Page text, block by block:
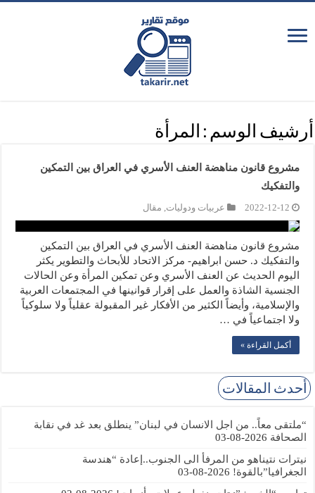
أرشيف الوسم : المرأة
مشروع قانون مناهضة العنف الأسري في العراق بين التمكين
والتفكيك
2022-12-12 عربيات ودوليات, مقال
مشروع قانون مناهضة العنف الأسري في العراق بين التمكين
والتفكيك د. حسن ابراهيم- مركز الاتحاد للأبحاث والتطوير يكثر
اليوم الحديث عن العنف الأسري وعن تمكين المرأة وعن الحالات
الجنسية الشاذة والعمل على إقرار قوانينها في المجتمعات العربية
والإسلامية، وأيضاً الكثير من الأفكار غير المقبولة عقلياً ولا سلوكياً
ولا اجتماعياً في …
أكمل القراءة »
أحدث المقالات
“ملتقى معاً.. من اجل الانسان في لبنان” ينطلق بعد غد في نقابة
الصحافة 2026-08-03
نيترات نتيناهو من المرفأ الى الجنوب..إعادة “هندسة
الجغرافيا”بالقوة! 2026-08-03